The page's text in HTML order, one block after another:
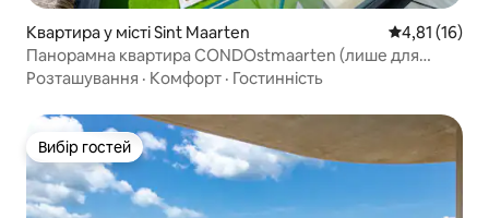
Квартира у місті Sint Maarten Середня
4,81 (16)
Панорамна квартира CONDOstmaarten (лише для
дорослих)
Розташування · Комфорт · Гостинність
Вибір гостей
Вибір гостей